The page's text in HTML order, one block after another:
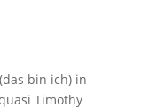
bin ich) in
Timothy